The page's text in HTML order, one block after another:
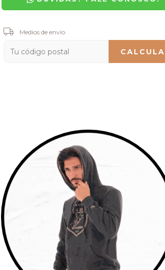
Entregas para el CP:
Medios de envío